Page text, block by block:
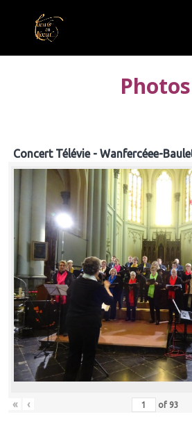
Photos
Concert Télévie - Wanfercéee-
« ‹ of 93